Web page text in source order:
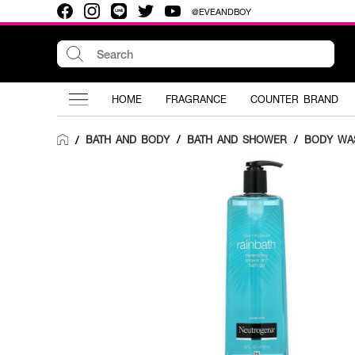
@EVEANDBOY
HOME FRAGRANCE COUNTER BRAND
/ BATH AND BODY / BATH AND SHOWER / BODY